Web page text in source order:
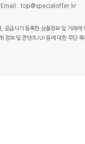
Email : top@specialoffer.kr
공급사가 등록한 상품정보 및 거래
정보 및 콘텐츠/UI 등에 대한 무단